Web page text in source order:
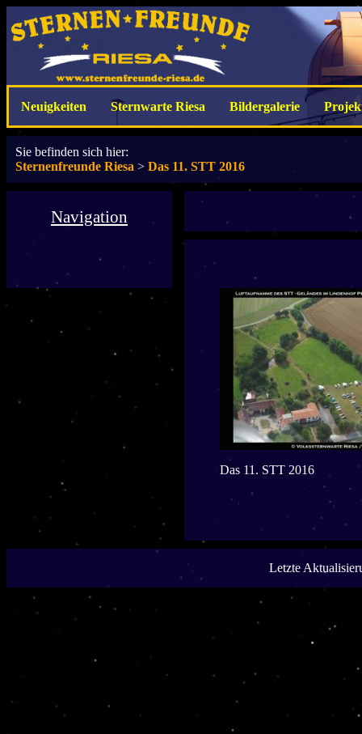
Neuigkeiten Sternwarte Riesa Bildergalerie
Sie befinden sich hier:
Sternenfreunde Riesa > Das 11. STT 2016
Navigation
Das 11. STT 2016
Letzte